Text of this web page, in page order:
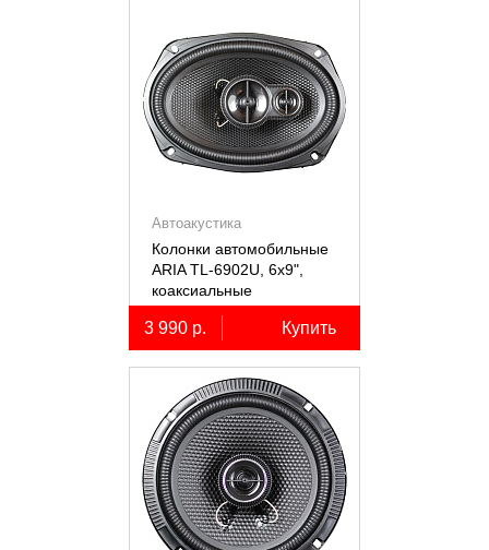
Автоакустика
Колонки автомобильные
ARIA TL-6902U, 6х9",
коаксиальные
трёхполосные, 2 шт.
3 990 р. Купить